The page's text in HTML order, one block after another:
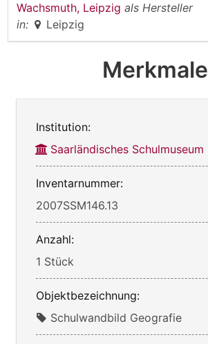
Wachsmuth, Leipzig als Hersteller
in:
Leipzig
Merkmale
Institution:
Saarländisches Schulmuseum
Inventarnummer:
2007SSM146.13
Anzahl:
1 Stück
Objektbezeichnung:
Schulwandbild Geografie